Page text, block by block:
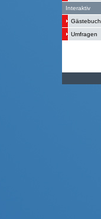
Interaktiv
Gästebuch
Umfragen